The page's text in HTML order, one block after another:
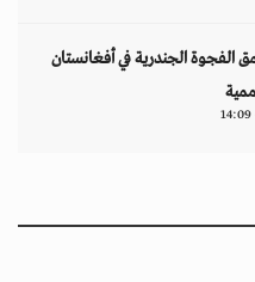
الفجوة الجندرية في أفغانستان